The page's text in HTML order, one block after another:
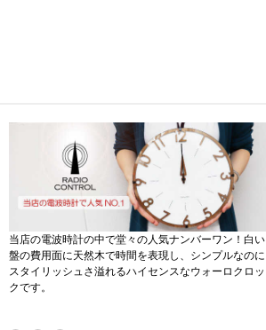
当店の電波時計の中で堂々の人気ナンバーワン！白い
盤の費用面に天然木で時間を表現し、シンプルなのに
スタイリッシュさ溢れるハイセンスなウォーロクロッ
クです。